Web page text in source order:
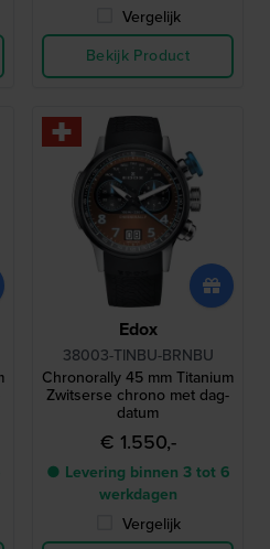
Vergelijk
Bekijk Product
Edox
38003-TINBU-BRNBU
Chronorally 45 mm Titanium
Zwitserse chrono met dag-
datum
€ 1.550,-
● Levering binnen 3 tot 6
werkdagen
Vergelijk